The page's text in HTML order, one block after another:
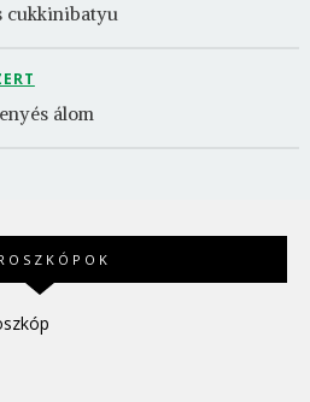
cukkinibatyu
álom